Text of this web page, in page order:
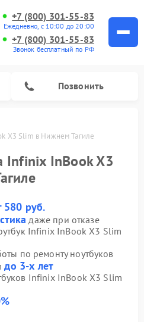
+7 (800) 301-55-83
Ежедневно, с 10:00 до 20:00
+7 (800) 301-55-83
Звонок бесплатный по РФ
Позвонить
X3 Slim в Нижнем Тагиле
Infinix InBook X3
580 руб.
даже при отказе
Infinix InBook X3 Slim
по ремонту ноутбуков
до 3-х лет
Infinix InBook X3 Slim